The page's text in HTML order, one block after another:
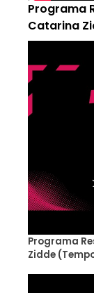
Programa
Catarina
Programa
Zidde